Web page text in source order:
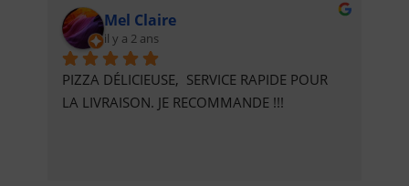
Mel Claire
il y a 2 ans
PIZZA DÉLICIEUSE,  SERVICE RAPIDE POUR
LA LIVRAISON. JE RECOMMANDE !!!